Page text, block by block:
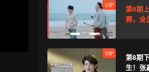
VIP
第8期
赛，全
VIP
第8期
生！张